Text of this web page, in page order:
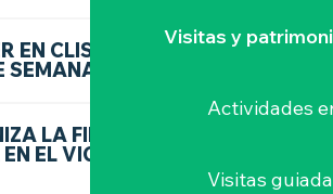
Visitas y
Actividades
Visitas
EN CLISSON
SEMANA?
LA FIESTA DE
EL VIGNOBLE